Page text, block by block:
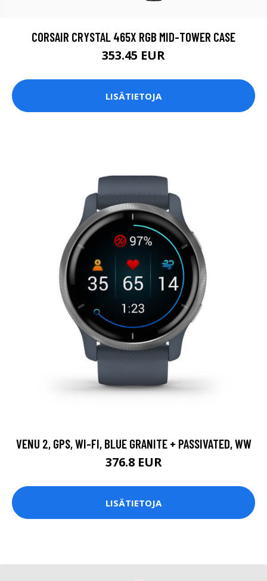
CORSAIR CRYSTAL 465X RGB MID-TOWER CASE
353.45 EUR
LISÄTIETOJA
VENU 2, GPS, WI-FI, BLUE GRANITE + PASSIVATED, WW
376.8 EUR
LISÄTIETOJA